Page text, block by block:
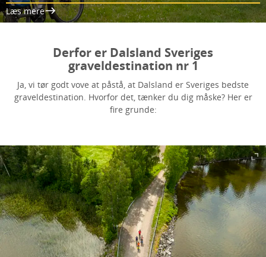
Læs mere
Derfor er Dalsland Sveriges
graveldestination nr 1
Ja, vi tør godt vove at påstå, at Dalsland er Sveriges bedste
graveldestination. Hvorfor det, tænker du dig måske? Her er
fire grunde: